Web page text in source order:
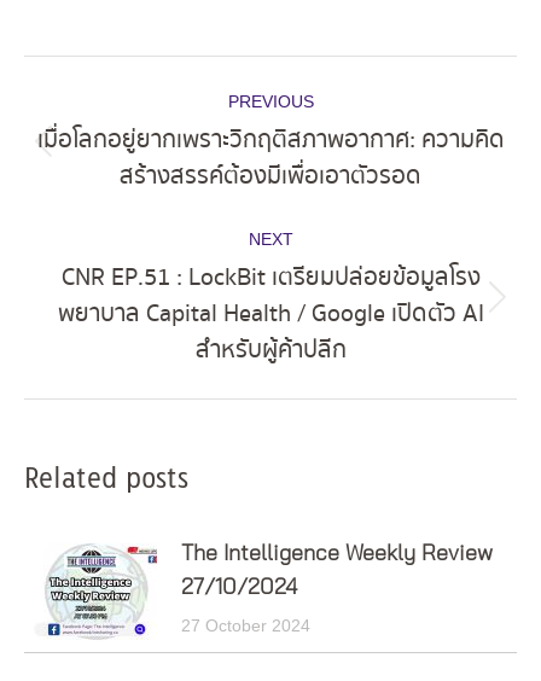
navigation
PREVIOUS
Previous
post:
เมื่อโลกอยู่ยากเพราะวิกฤติสภาพอากาศ: ความคิด
สร้างสรรค์ต้องมีเพื่อเอาตัวรอด
NEXT
Next
post:
CNR EP.51 : LockBit เตรียมปล่อยข้อมูลโรง
พยาบาล Capital Health / Google เปิดตัว AI
สำหรับผู้ค้าปลีก
Related posts
The Intelligence Weekly Review
27/10/2024
27 October 2024